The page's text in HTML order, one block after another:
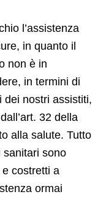
l’assistenza
in quanto il
non è in
in termini di
dei nostri assistiti,
32 della
alla salute. Tutto
sanitari sono
e costretti a
ormai